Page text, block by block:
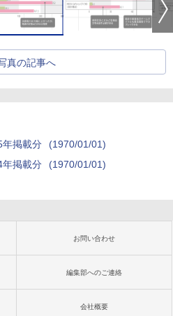
真の記事へ
掲載分
(1970/01/01)
掲載分
(1970/01/01)
お問い合わせ
編集部へのご連絡
会社概要